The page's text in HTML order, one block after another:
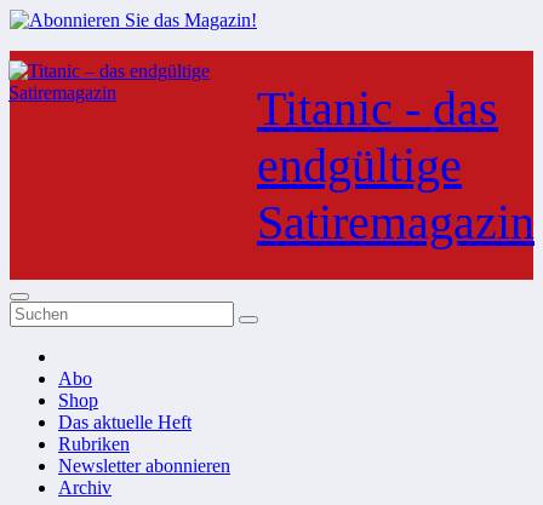
Zum
Inhalt
springen
Titanic - das
endgültige
Satiremagazin
Abo
Shop
Das aktuelle Heft
Rubriken
Newsletter abonnieren
Archiv